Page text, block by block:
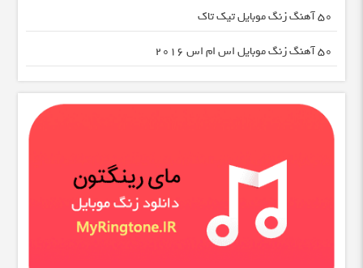
50 آهنگ زنگ موبایل تیک تاک
50 آهنگ زنگ موبایل اس ام اس 2016